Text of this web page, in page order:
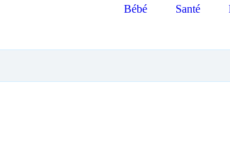
Bébé Santé